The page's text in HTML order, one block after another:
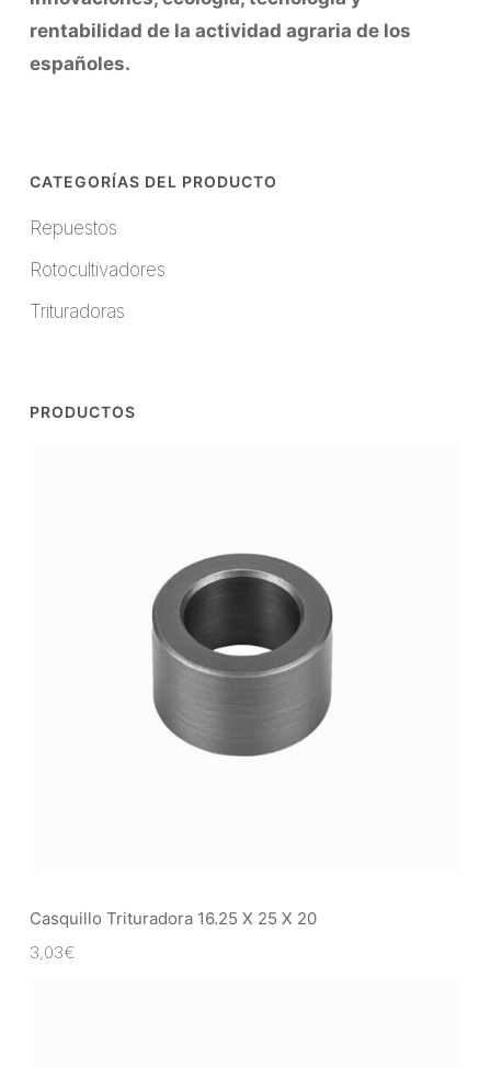
rentabilidad de la actividad agraria de los
españoles.
CATEGORÍAS DEL PRODUCTO
Repuestos
Rotocultivadores
Trituradoras
PRODUCTOS
Casquillo Trituradora 16.25 X 25 X 20
3,03€